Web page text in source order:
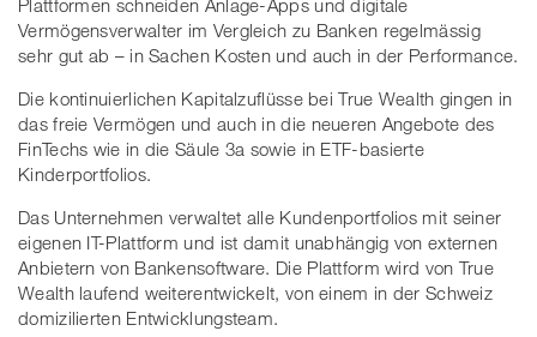
Plattformen schneiden Anlage-Apps und digitale
Vermögensverwalter im Vergleich zu Banken regelmässig
sehr gut ab – in Sachen Kosten und auch in der Performance.
Die kontinuierlichen Kapitalzuflüsse bei True Wealth gingen in
das freie Vermögen und auch in die neueren Angebote des
FinTechs wie in die Säule 3a sowie in ETF-basierte
Kinderportfolios.
Das Unternehmen verwaltet alle Kundenportfolios mit seiner
eigenen IT-Plattform und ist damit unabhängig von externen
Anbietern von Bankensoftware. Die Plattform wird von True
Wealth laufend weiterentwickelt, von einem in der Schweiz
domizilierten Entwicklungsteam.